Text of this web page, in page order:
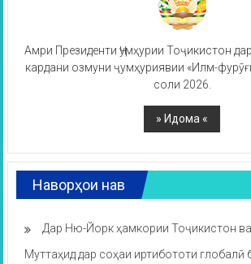
Амри Президенти Ҷумҳурии Тоҷикистон
кардани озмуни ҷумҳуриявии «Илм-
соли 2026.
Наворҳои нав
Дар Ню-Йорк ҳамкории Тоҷикистон
Муттаҳид дар соҳаи иртибототи глобалӣ